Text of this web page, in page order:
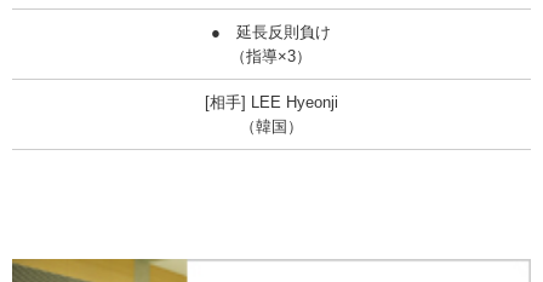
● 延長反則負け
（指導×3）
LEE Hyeonji
（韓国）